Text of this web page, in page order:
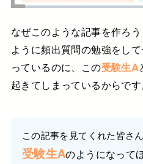
なぜこのような記事を作ろう
ように頻出質問の勉強をして
っているのに、 この受験生A
起きてしまっているからです
この記事を見てくれた皆さん
受験生Aのようになって